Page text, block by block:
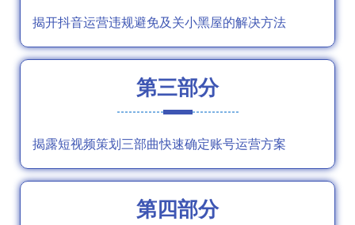
揭开抖音运营违规避免及关小黑屋的解决方法
第三部分
揭露短视频策划三部曲快速确定账号运营方案
第四部分